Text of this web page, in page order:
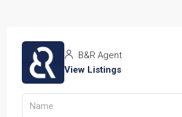
B&R Agent
View Listings